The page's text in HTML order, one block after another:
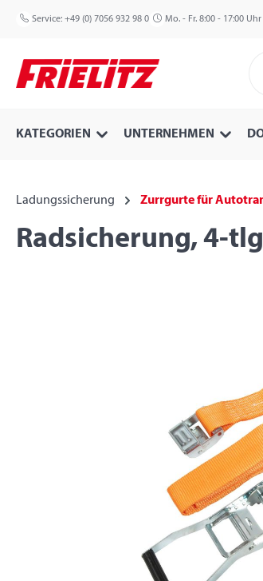
Hauptinhalt springen
Zur Suche springen
Zur Hauptnavigation springen
Service: +49 (0) 7056 932 98 0 Mo. - Fr. 8:00 - 17:00 Uhr
KATEGORIEN UNTERNEHMEN
Ladungssicherung Zurrgurte für
Radsicherung, 4-